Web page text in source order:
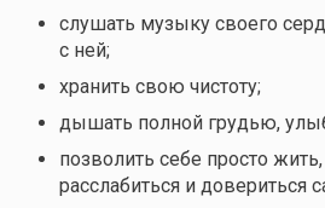
слушать музыку своего
с ней;
хранить свою чистоту;
дышать полной грудью,
позволить себе просто
расслабиться и довериться